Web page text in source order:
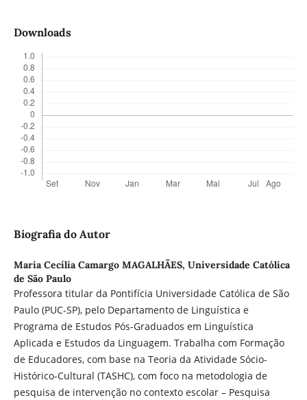
Downloads
Biografia do Autor
Maria Cecília Camargo MAGALHÃES, Universidade Católica
de São Paulo
Professora titular da Pontifícia Universidade Católica de São
Paulo (PUC-SP), pelo Departamento de Linguística e
Programa de Estudos Pós-Graduados em Linguística
Aplicada e Estudos da Linguagem. Trabalha com Formação
de Educadores, com base na Teoria da Atividade Sócio-
Histórico-Cultural (TASHC), com foco na metodologia de
pesquisa de intervenção no contexto escolar – Pesquisa